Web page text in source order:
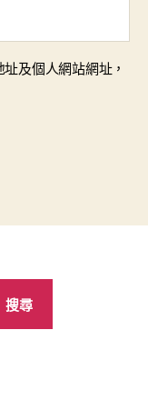
及個人網站網址，
搜尋